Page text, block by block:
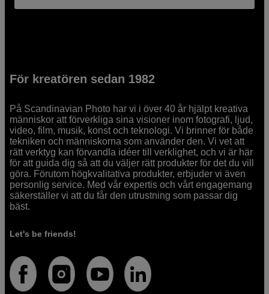
För kreatören sedan 1982
På Scandinavian Photo har vi i över 40 år hjälpt kreativa
människor att förverkliga sina visioner inom fotografi, ljud,
video, film, musik, konst och teknologi. Vi brinner för både
tekniken och människorna som använder den. Vi vet att
rätt verktyg kan förvandla idéer till verklighet, och vi är här
för att guida dig så att du väljer rätt produkter för det du vill
göra. Förutom högkvalitativa produkter, erbjuder vi även
personlig service. Med vår expertis och vårt engagemang
säkerställer vi att du får den utrustning som passar dig
bäst.
Let's be friends!